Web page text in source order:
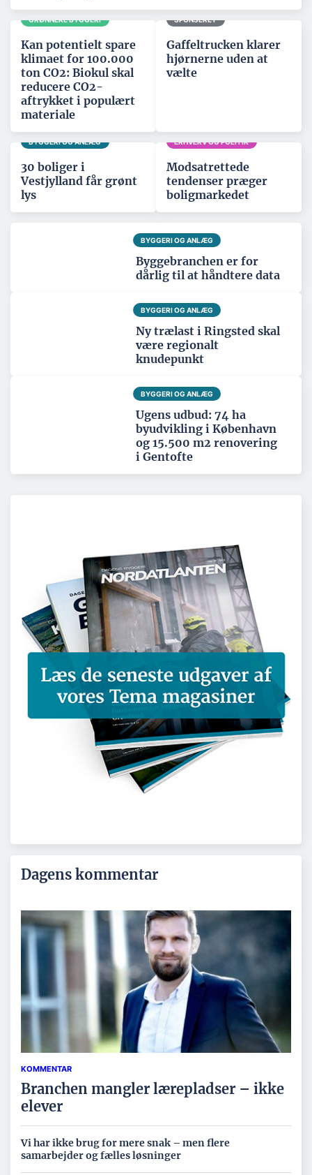
GRØNNERE BYGGERI
Kan potentielt spare
klimaet for 100.000
ton CO2: Biokul skal
reducere CO2-
aftrykket i populært
materiale
SPONSERET
Gaffeltrucken klarer
hjørnerne uden at
vælte
BYGGERI OG ANLÆG
30 boliger i
Vestjylland får grønt
lys
ERHVERV OG POLITIK
Modsatrettede
tendenser præger
boligmarkedet
BYGGERI OG ANLÆG
Byggebranchen er for
dårlig til at håndtere data
BYGGERI OG ANLÆG
Ny trælast i Ringsted skal
være regionalt
knudepunkt
BYGGERI OG ANLÆG
Ugens udbud: 74 ha
byudvikling i København
og 15.500 m2 renovering
i Gentofte
Dagens kommentar
KOMMENTAR
Branchen mangler lærepladser – ikke
elever
Vi har ikke brug for mere snak – men flere
samarbejder og fælles løsninger